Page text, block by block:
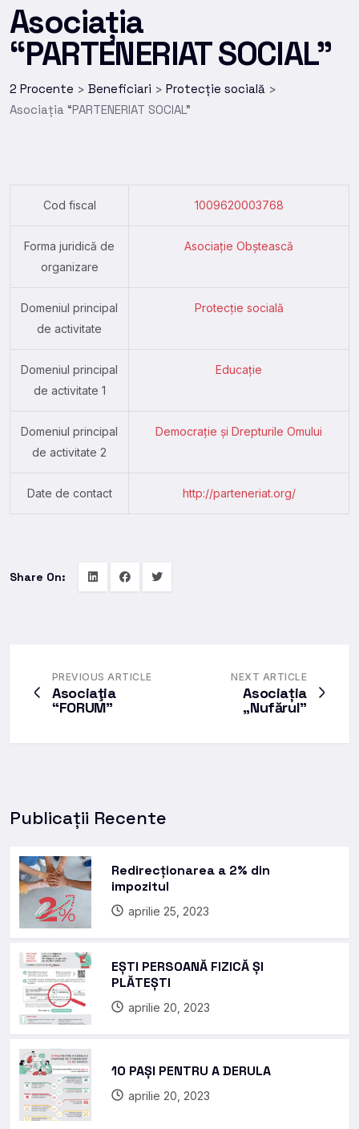
Asociația
“PARTENERIAT SOCIAL”
2 Procente > Beneficiari > Protecție socială >
Asociația “PARTENERIAT SOCIAL”
Cod fiscal 1009620003768
Forma juridică de
organizare
Asociație Obștească
Domeniul principal
de activitate
Protecție socială
Domeniul principal
de activitate 1
Educație
Domeniul principal
de activitate 2
Democrație și Drepturile Omului
Date de contact http://parteneriat.org/
Share On:
PREVIOUS ARTICLE
Asociaţia
“FORUM”
NEXT ARTICLE
Asociația
„Nufărul”
Publicații Recente
Redirecționarea a 2% din
impozitul
aprilie 25, 2023
EȘTI PERSOANĂ FIZICĂ ȘI
PLĂTEȘTI
aprilie 20, 2023
10 PAȘI PENTRU A DERULA
aprilie 20, 2023